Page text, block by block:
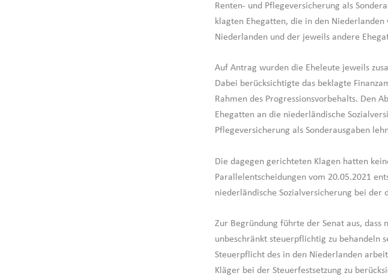
Renten- und Pflegeversicherung als
klagten Ehegatten, die in den
Niederlanden und der jeweils andere
Auf Antrag wurden die Eheleute jeweils
Dabei berücksichtigte das beklagte
Rahmen des Progressionsvorbehalts. Den
Ehegatten an die niederländische
Pflegeversicherung als Sonderausgaben
Die dagegen gerichteten Klagen hatten
Parallelentscheidungen vom 20.05.2021
niederländische Sozialversicherung bei der
Zur Begründung führte der Senat aus, dass
unbeschränkt steuerpflichtig zu behandeln
Steuerpflicht des in den Niederlanden
Kläger bei der Steuerfestsetzung zu